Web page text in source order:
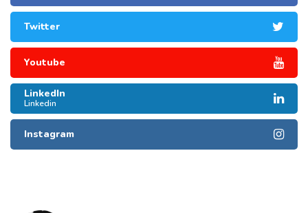
Twitter
Youtube
LinkedIn
Linkedin
Instagram